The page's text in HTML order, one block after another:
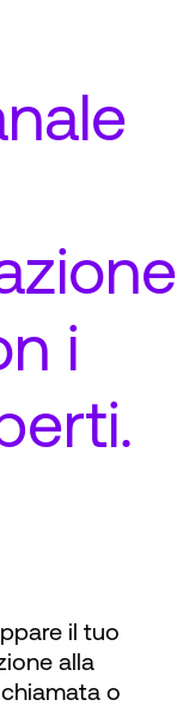
i
il tuo
alla
o